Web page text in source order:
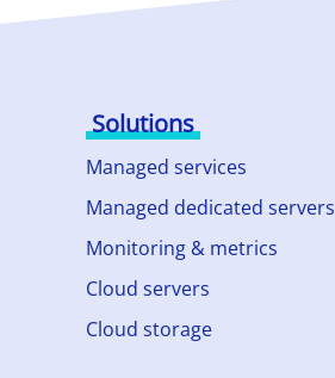
Solutions
Managed services
Managed dedicated servers
Monitoring & metrics
Cloud servers
Cloud storage